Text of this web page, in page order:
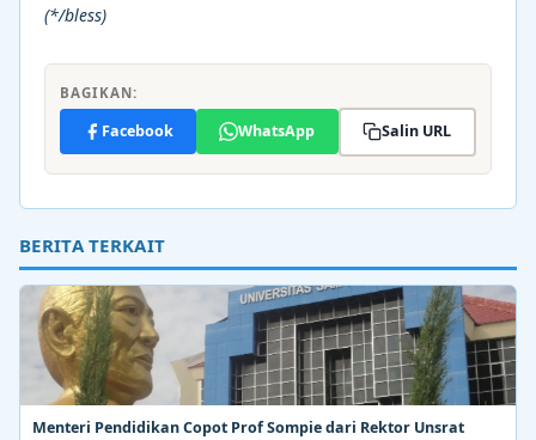
(*/bless)
BAGIKAN:
Facebook WhatsApp Salin URL
BERITA TERKAIT
Menteri Pendidikan Copot Prof Sompie dari Rektor Unsrat